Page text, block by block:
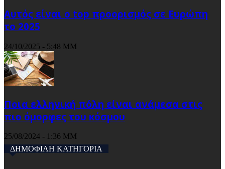
Αυτός είναι ο top προορισμός σε Ευρώπη
το 2025
24/10/2025 - 5:48 ΜΜ
Ποια ελληνική πόλη είναι ανάμεσα στις
πιο όμορφες του κόσμου
25/08/2024 - 1:36 ΜΜ
ΔΗΜΟΦΙΛΗ ΚΑΤΗΓΟΡΙΑ